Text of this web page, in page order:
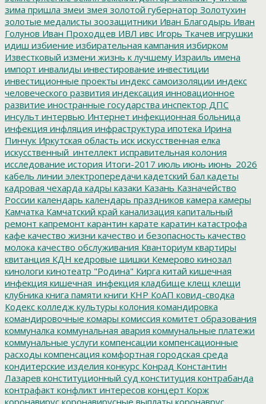
зима пришла змеи змея золотой губернатор Золотухин
золотые медалисты зоозащитники Иван Благодырь Иван
Голунов Иван Проходцев ИВЛ ивс Игорь Ткачев игрушки
идиш избиение избирательная кампания избирком
Известковый измени жизнь к лучшему Израиль имена
импорт инвалиды инвестирование инвестиции
инвестиционные проекты индекс самоизоляции индекс
человеческого развития индексация инновационное
развитие иностранные государства инспектор ДПС
инсульт интервью Интернет инфекционная больница
инфекция инфляция инфраструктура ипотека Ирина
Пинчук Иркутская область иск искусственная елка
искусственный_интеллект исправительная колония
исследование история Итоги-2017 июль июнь июнь_2026
кабель линии электропередачи кадетский бал кадеты
кадровая чехарда кадры казаки Казань Казначейство
России календарь календарь праздников камера камеры
Камчатка Камчатский край канализация капитальный
ремонт капремонт карантин карате каратин катастрофа
кафе качество жизни качество и безопасность качество
молока качество обслуживания Кванториум квартиры
квитанция КДН кедровые шишки Кемерово кинозал
кинологи кинотеатр "Родина" Кирга китай кишечная
инфекция кишечная_инфекция кладбище клещ клещи
клубника книга памяти книги КНР КоАП ковид-сводка
Кодекс колледж культуры колония командировка
командировочные комары комиссия комитет образования
коммуналка коммунальная авария коммунальные платежи
коммунальные услуги компенсации компенсационные
расходы компенсация комфортная городская среда
кондитерские изделия конкурс Конрад Константин
Лазарев конституционный суд конституция контрабанда
контрафакт конфликт интересов концерт Корж